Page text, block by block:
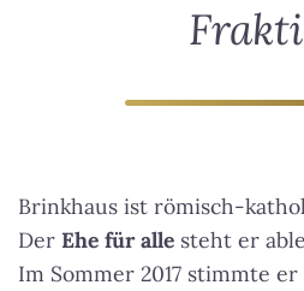
Brinkhaus ist römisch-
Der Ehe für alle steht er
Im Sommer 2017 stimmte